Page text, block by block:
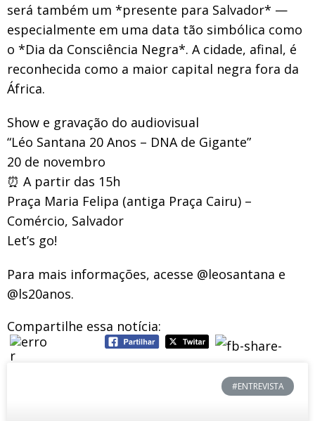
será também um *presente para Salvador* —
especialmente em uma data tão simbólica como
o *Dia da Consciência Negra*. A cidade, afinal, é
reconhecida como a maior capital negra fora da
África.
Show e gravação do audiovisual
“Léo Santana 20 Anos – DNA de Gigante”
20 de novembro
⏰ A partir das 15h
Praça Maria Felipa (antiga Praça Cairu) –
Comércio, Salvador
Let’s go!
Para mais informações, acesse @leosantana e
@ls20anos.
Compartilhe essa notícia:
#ENTREVISTA